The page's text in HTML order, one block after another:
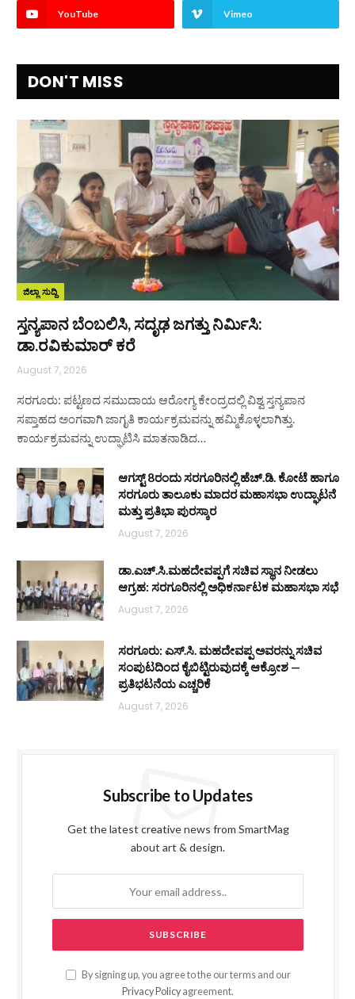
YouTube Vimeo
DON'T MISS
ಜಿಲ್ಲಾ ಸುದ್ದಿ
ಸ್ತನ್ಯಪಾನ ಬೆಂಬಲಿಸಿ, ಸದೃಢ ಜಗತ್ತು ನಿರ್ಮಿಸಿ:
ಡಾ.ರವಿಕುಮಾರ್ ಕರೆ
August 7, 2026
ಸರಗೂರು: ಪಟ್ಟಣದ ಸಮುದಾಯ ಆರೋಗ್ಯ ಕೇಂದ್ರದಲ್ಲಿ ವಿಶ್ವ ಸ್ತನ್ಯಪಾನ
ಸಪ್ತಾಹದ ಅಂಗವಾಗಿ ಜಾಗೃತಿ ಕಾರ್ಯಕ್ರಮವನ್ನು ಹಮ್ಮಿಕೊಳ್ಳಲಾಗಿತ್ತು.
ಕಾರ್ಯಕ್ರಮವನ್ನು ಉದ್ಘಾಟಿಸಿ ಮಾತನಾಡಿದ…
ಆಗಸ್ಟ್ 8ರಂದು ಸರಗೂರಿನಲ್ಲಿ ಹೆಚ್.ಡಿ. ಕೋಟೆ ಹಾಗೂ
ಸರಗೂರು ತಾಲೂಕು ಮಾದರ ಮಹಾಸಭಾ ಉದ್ಘಾಟನೆ
ಮತ್ತು ಪ್ರತಿಭಾ ಪುರಸ್ಕಾರ
August 7, 2026
ಡಾ.ಎಚ್.ಸಿ.ಮಹದೇವಪ್ಪಗೆ ಸಚಿವ ಸ್ಥಾನ ನೀಡಲು
ಆಗ್ರಹ: ಸರಗೂರಿನಲ್ಲಿ ಅಧಿಕರ್ನಾಟಕ ಮಹಾಸಭಾ ಸಭೆ
August 7, 2026
ಸರಗೂರು: ಎಸ್.ಸಿ. ಮಹದೇವಪ್ಪ ಅವರನ್ನು ಸಚಿವ
ಸಂಪುಟದಿಂದ ಕೈಬಿಟ್ಟಿರುವುದಕ್ಕೆ ಆಕ್ರೋಶ —
ಪ್ರತಿಭಟನೆಯ ಎಚ್ಚರಿಕೆ
August 7, 2026
Subscribe to Updates
Get the latest creative news from SmartMag
about art & design.
By signing up, you agree to the our terms and our
Privacy Policy agreement.